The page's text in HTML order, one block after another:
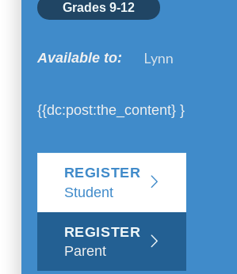
Grades 9-12
Available to: Lynn
{{dc:post:the_content} }
REGISTER
Student
REGISTER
Parent